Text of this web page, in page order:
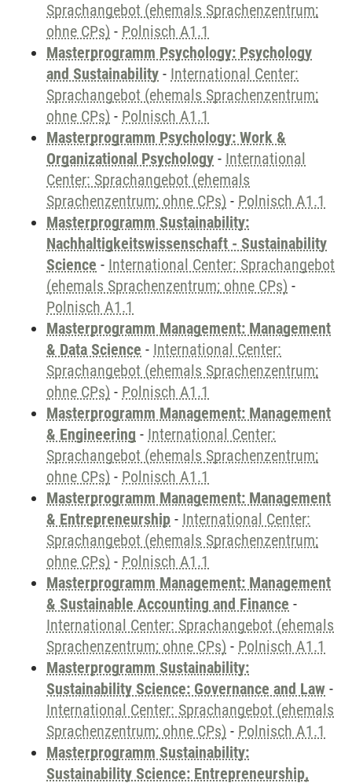
Sprachangebot (ehemals Sprachenzentrum;
ohne CPs) - Polnisch A1.1
Masterprogramm Psychology: Psychology
and Sustainability - International Center:
Sprachangebot (ehemals Sprachenzentrum;
ohne CPs) - Polnisch A1.1
Masterprogramm Psychology: Work &
Organizational Psychology - International
Center: Sprachangebot (ehemals
Sprachenzentrum; ohne CPs) - Polnisch A1.1
Masterprogramm Sustainability:
Nachhaltigkeitswissenschaft - Sustainability
Science - International Center: Sprachangebot
(ehemals Sprachenzentrum; ohne CPs) -
Polnisch A1.1
Masterprogramm Management: Management
& Data Science - International Center:
Sprachangebot (ehemals Sprachenzentrum;
ohne CPs) - Polnisch A1.1
Masterprogramm Management: Management
& Engineering - International Center:
Sprachangebot (ehemals Sprachenzentrum;
ohne CPs) - Polnisch A1.1
Masterprogramm Management: Management
& Entrepreneurship - International Center:
Sprachangebot (ehemals Sprachenzentrum;
ohne CPs) - Polnisch A1.1
Masterprogramm Management: Management
& Sustainable Accounting and Finance -
International Center: Sprachangebot (ehemals
Sprachenzentrum; ohne CPs) - Polnisch A1.1
Masterprogramm Sustainability:
Sustainability Science: Governance and Law -
International Center: Sprachangebot (ehemals
Sprachenzentrum; ohne CPs) - Polnisch A1.1
Masterprogramm Sustainability:
Sustainability Science: Entrepreneurship,